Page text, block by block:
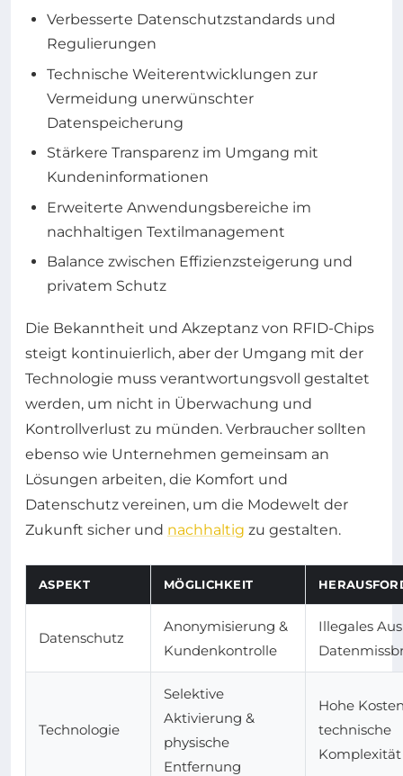
Verbesserte Datenschutzstandards und
Regulierungen
Technische Weiterentwicklungen zur
Vermeidung unerwünschter
Datenspeicherung
Stärkere Transparenz im Umgang mit
Kundeninformationen
Erweiterte Anwendungsbereiche im
nachhaltigen Textilmanagement
Balance zwischen Effizienzsteigerung und
privatem Schutz
Die Bekanntheit und Akzeptanz von RFID-Chips
steigt kontinuierlich, aber der Umgang mit der
Technologie muss verantwortungsvoll gestaltet
werden, um nicht in Überwachung und
Kontrollverlust zu münden. Verbraucher sollten
ebenso wie Unternehmen gemeinsam an
Lösungen arbeiten, die Komfort und
Datenschutz vereinen, um die Modewelt der
Zukunft sicher und nachhaltig zu gestalten.
ASPEKT MÖGLICHKEIT
Datenschutz
Anonymisierung &
Kundenkontrolle
Illegales
Technologie
Selektive
Aktivierung &
physische
Entfernung
Hohe
technische
Komplexität